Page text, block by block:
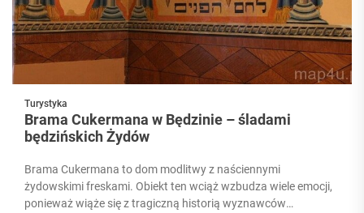
Turystyka
Brama Cukermana w Będzinie – śladami
będzińskich Żydów
Brama Cukermana to dom modlitwy z naściennymi
żydowskimi freskami. Obiekt ten wciąż wzbudza wiele emocji,
ponieważ wiąże się z tragiczną historią wyznawców